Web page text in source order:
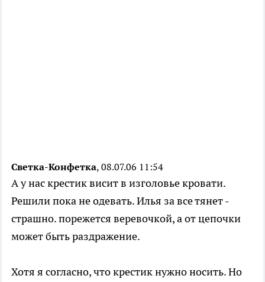
Светка-Конфетка, 08.07.06 11:54
А у нас крестик висит в изголовье кровати.
Решили пока не одевать. Илья за все тянет -
страшно. порежется веревочкой, а от цепочки
может быть раздражение.
Хотя я согласно, что крестик нужно носить. Но